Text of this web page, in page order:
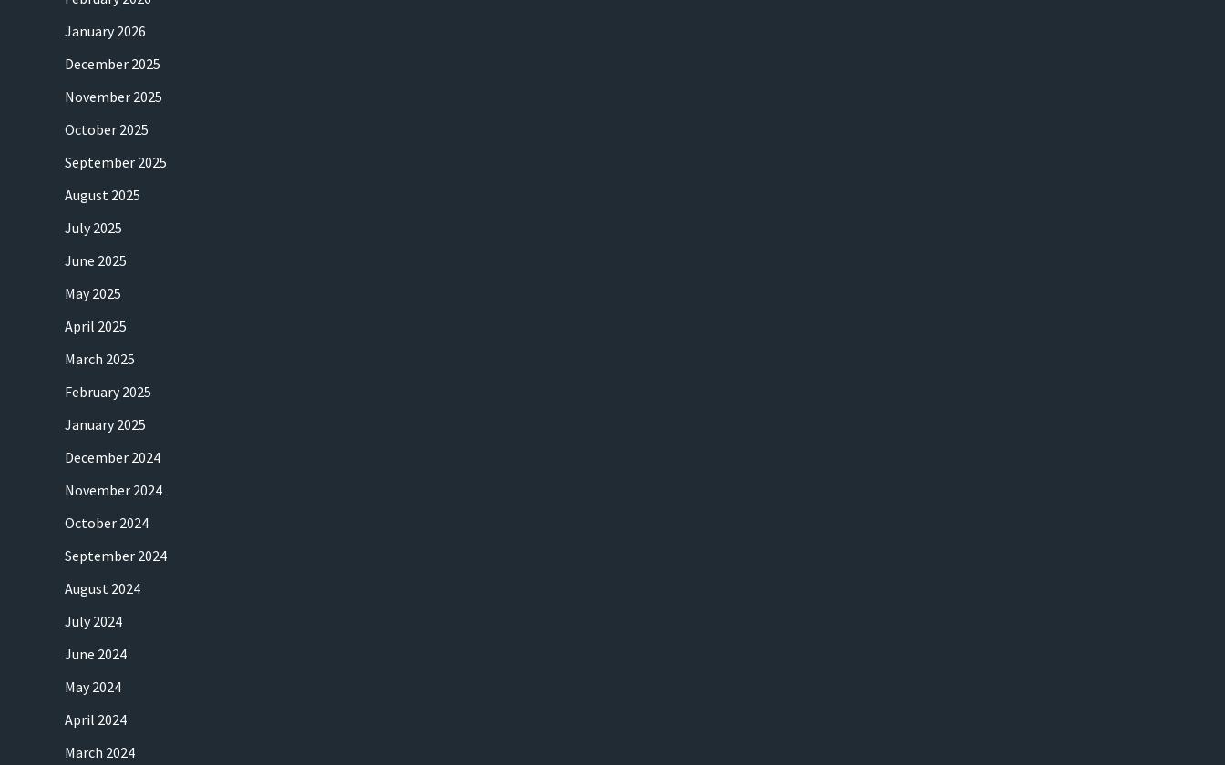
January 2026
December 2025
November 2025
October 2025
September 2025
August 2025
July 2025
June 2025
May 2025
April 2025
March 2025
February 2025
January 2025
December 2024
November 2024
October 2024
September 2024
August 2024
July 2024
June 2024
May 2024
April 2024
March 2024